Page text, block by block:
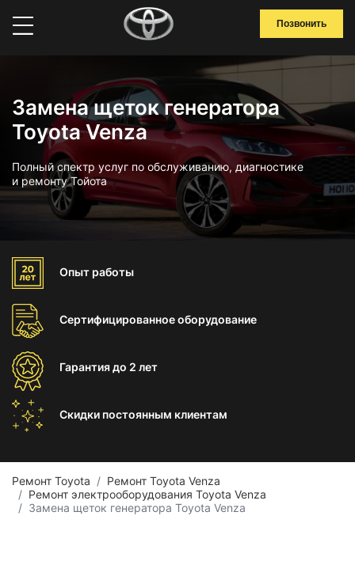
Позвонить
Замена щеток генератора
Toyota Venza
Полный спектр услуг по обслуживанию, диагностике
и ремонту Тойота
Опыт работы
Сертифицированноеоборудование
Гарантиядо 2 лет
Скидки постоянным клиентам
Ремонт Toyota
Ремонт Toyota Venza
Ремонт электрооборудования Toyota Venza
Замена щеток генератора Toyota Venza